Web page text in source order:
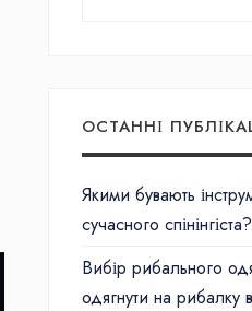
ОСТАННІ
Якими бувають
сучасного спінінгіста?
Вибір рибального
одягнути на рибалку